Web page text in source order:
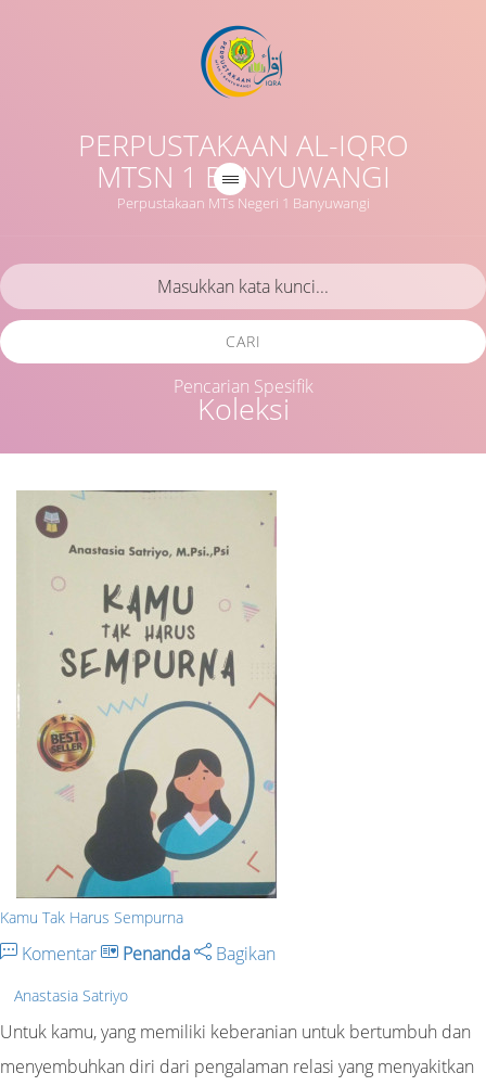
PERPUSTAKAAN AL-IQRO
MTSN 1 BANYUWANGI
Perpustakaan MTs Negeri 1 Banyuwangi
Koleksi
CARI
Pencarian Spesifik
Kamu Tak Harus Sempurna
Komentar Penanda Bagikan
Anastasia Satriyo
Untuk kamu, yang memiliki keberanian untuk bertumbuh dan
menyembuhkan diri dari pengalaman relasi yang menyakitkan